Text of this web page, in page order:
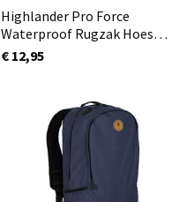
Highlander Pro Force
Waterproof Rugzak Hoes
Olijfgroen
€ 12,95